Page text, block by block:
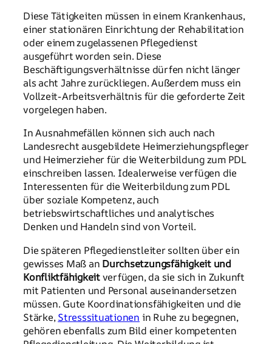
Diese Tätigkeiten müssen in einem Krankenhaus,
einer stationären Einrichtung der Rehabilitation
oder einem zugelassenen Pflegedienst
ausgeführt worden sein. Diese
Beschäftigungsverhältnisse dürfen nicht länger
als acht Jahre zurückliegen. Außerdem muss ein
Vollzeit-Arbeitsverhältnis für die geforderte Zeit
vorgelegen haben.
In Ausnahmefällen können sich auch nach
Landesrecht ausgebildete Heimerziehungspfleger
und Heimerzieher für die Weiterbildung zum PDL
einschreiben lassen. Idealerweise verfügen die
Interessenten für die Weiterbildung zum PDL
über soziale Kompetenz, auch
betriebswirtschaftliches und analytisches
Denken und Handeln sind von Vorteil.
Die späteren Pflegedienstleiter sollten über ein
gewisses Maß an Durchsetzungsfähigkeit und
Konfliktfähigkeitverfügen, da sie sich in Zukunft
mit Patienten und Personal auseinandersetzen
müssen. Gute Koordinationsfähigkeiten und die
Stärke,Stresssituationen in Ruhe zu begegnen,
gehören ebenfalls zum Bild einer kompetenten